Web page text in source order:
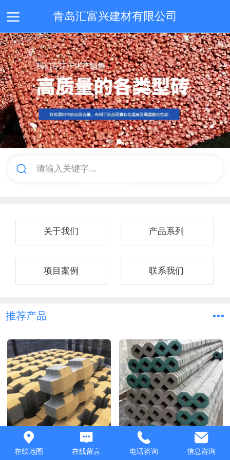
青岛汇富兴建材有限公司
首页 关于我们 产品系列 成功案例 联系我们
请输入关键字...
关于我们 产品系列
项目案例 联系我们
推荐产品
青岛井字砖 青岛8字砖
在线地图 在线留言 电话咨询 信息咨询